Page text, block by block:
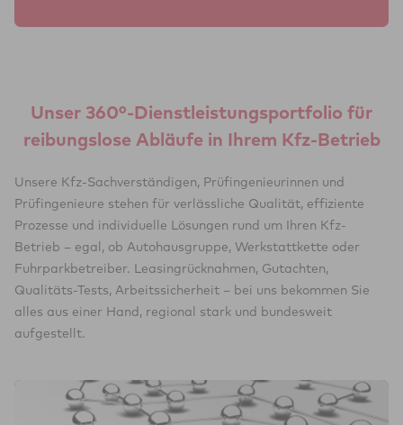
Unser 360°-Dienstleistungsportfolio für
reibungslose Abläufe in Ihrem Kfz-Betrieb
Unsere Kfz-Sachverständigen, Prüfingenieurinnen und
Prüfingenieure stehen für verlässliche Qualität, effiziente
Prozesse und individuelle Lösungen rund um Ihren Kfz-
Betrieb – egal, ob Autohausgruppe, Werkstattkette oder
Fuhrparkbetreiber. Leasingrücknahmen, Gutachten,
Qualitäts-Tests, Arbeitssicherheit – bei uns bekommen Sie
alles aus einer Hand, regional stark und bundesweit
aufgestellt.